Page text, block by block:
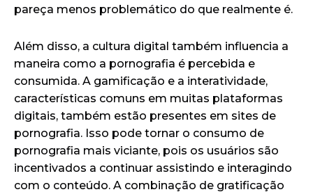
pareça menos problemático do que realmente é.
Além disso, a cultura digital também influencia a
maneira como a pornografia é percebida e
consumida. A gamificação e a interatividade,
características comuns em muitas plataformas
digitais, também estão presentes em sites de
pornografia. Isso pode tornar o consumo de
pornografia mais viciante, pois os usuários são
incentivados a continuar assistindo e interagindo
com o conteúdo. A combinação de gratificação